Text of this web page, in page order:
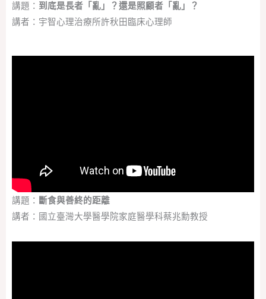
講題： 到底是長者「亂」？還是照顧者「亂」？
講者：宇智心理治療所許秋田臨床心理師
講題： 斷食與善終的距離
講者：國立臺灣大學醫學院家庭醫學科蔡兆勳教授